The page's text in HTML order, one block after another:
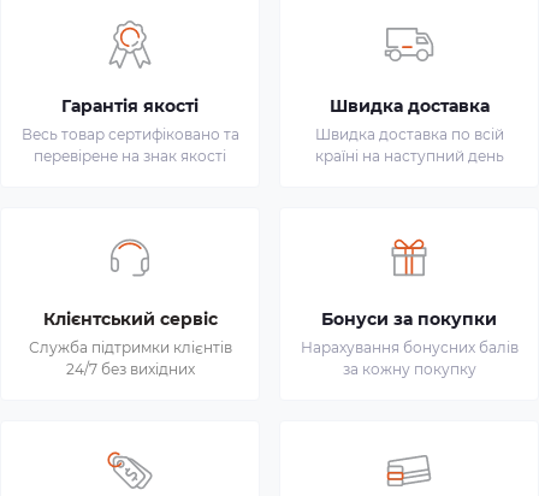
Гарантія якості
Весь товар сертифіковано та
перевірене на знак якості
Швидка доставка
Швидка доставка по всій
країні на наступний день
Клієнтський сервіс
Служба підтримки клієнтів
24/7 без вихідних
Бонуси за покупки
Нарахування бонусних балів
за кожну покупку